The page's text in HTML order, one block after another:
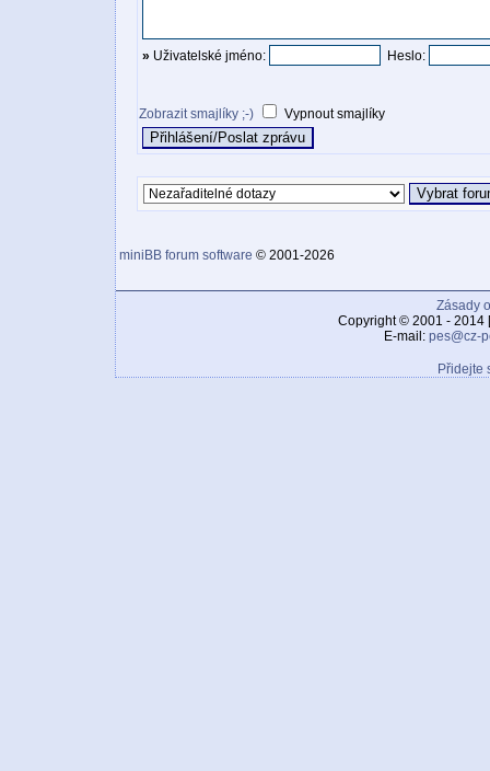
» Uživatelské jméno: Heslo:
Zobrazit smajlíky ;-) Vypnout smajlíky
miniBB forum software © 2001-2026
Zásady
Copyright © 2001 - 2014
E-mail: pes@cz-
Přidejte